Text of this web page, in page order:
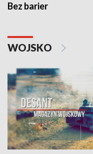
Bez barier
WOJSKO